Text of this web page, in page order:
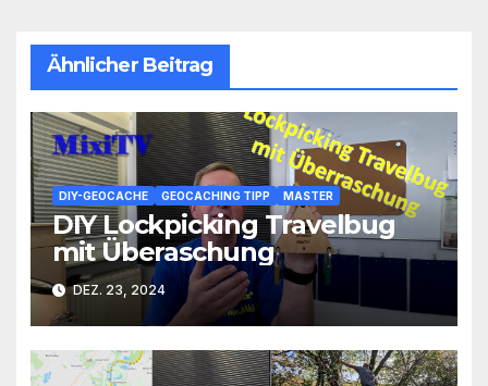
Ähnlicher Beitrag
DIY-GEOCACHE GEOCACHING TIPP MASTER
DIY Lockpicking Travelbug
mit Überaschung
DEZ. 23, 2024